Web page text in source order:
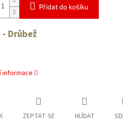
Přidat do košíku
- Drůbež
informace
ZEPTAT SE HLÍDAT